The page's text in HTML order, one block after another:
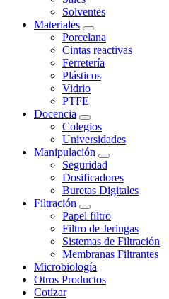
Solventes
Materiales
Porcelana
Cintas reactivas
Ferretería
Plásticos
Vidrio
PTFE
Docencia
Colegios
Universidades
Manipulación
Seguridad
Dosificadores
Buretas Digitales
Filtración
Papel filtro
Filtro de Jeringas
Sistemas de Filtración
Membranas Filtrantes
Microbiología
Otros Productos
Cotizar